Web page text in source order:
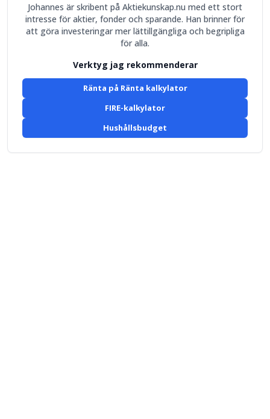
Johannes är skribent på Aktiekunskap.nu med ett stort
intresse för aktier, fonder och sparande. Han brinner för
att göra investeringar mer lättillgängliga och begripliga
för alla.
Verktyg jag rekommenderar
Ränta på Ränta kalkylator
FIRE-kalkylator
Hushållsbudget